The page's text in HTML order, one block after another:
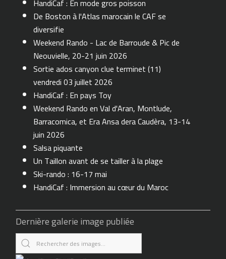
HandiCaf : En mode gros poisson
De Boston à l'Atlas marocain le CAF se
diversifie
Weekend Rando - Lac de Barroude & Pic de
Neouvielle, 20-21 juin 2026
Sortie ados canyon clue terminet (11)
vendredi 03 juillet 2026
HandiCaf : En pays Toy
Weekend Rando en Val d'Aran, Montlude,
Barracomica, et Era Ansa dera Caudèra, 13-14
juin 2026
Salsa piquante
Un Taillon avant de se tailler à la plage
Ski-rando : 16-17 mai
HandiCaf : Immersion au cœur du Maroc
Dernière galerie image publiée